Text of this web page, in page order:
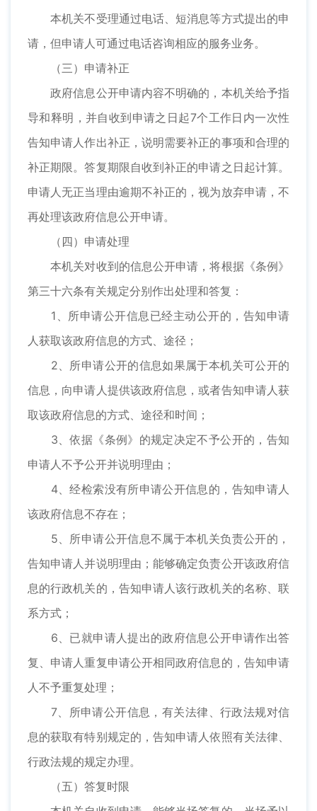
本机关不受理通过电话、短消息等方式提出的申
请，但申请人可通过电话咨询相应的服务业务。
（三）申请补正
政府信息公开申请内容不明确的，本机关给予指
导和释明，并自收到申请之日起7个工作日内一次性
告知申请人作出补正，说明需要补正的事项和合理的
补正期限。答复期限自收到补正的申请之日起计算。
申请人无正当理由逾期不补正的，视为放弃申请，不
再处理该政府信息公开申请。
（四）申请处理
本机关对收到的信息公开申请，将根据《条例》
第三十六条有关规定分别作出处理和答复：
1、所申请公开信息已经主动公开的，告知申请
人获取该政府信息的方式、途径；
2、所申请公开的信息如果属于本机关可公开的
信息，向申请人提供该政府信息，或者告知申请人获
取该政府信息的方式、途径和时间；
3、依据《条例》的规定决定不予公开的，告知
申请人不予公开并说明理由；
4、经检索没有所申请公开信息的，告知申请人
该政府信息不存在；
5、所申请公开信息不属于本机关负责公开的，
告知申请人并说明理由；能够确定负责公开该政府信
息的行政机关的，告知申请人该行政机关的名称、联
系方式；
6、已就申请人提出的政府信息公开申请作出答
复、申请人重复申请公开相同政府信息的，告知申请
人不予重复处理；
7、所申请公开信息，有关法律、行政法规对信
息的获取有特别规定的，告知申请人依照有关法律、
行政法规的规定办理。
（五）答复时限